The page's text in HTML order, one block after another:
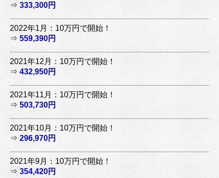
⇒ 333,300円
2022年1月：10万円で開始！
⇒ 559,390円
2021年12月：10万円で開始！
⇒ 432,950円
2021年11月：10万円で開始！
⇒ 503,730円
2021年10月：10万円で開始！
⇒ 296,970円
2021年9月：10万円で開始！
⇒ 354,420円